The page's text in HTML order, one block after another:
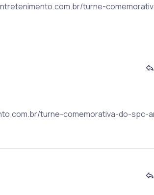
turne-
turne-comemorativa-do-spc-